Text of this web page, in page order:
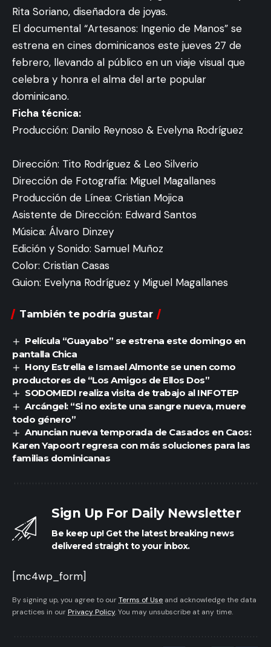
Rita Soriano, diseñadora de joyas.
El documental “Artesanos: Ingenio de Manos” se
estrena en cines dominicanos este jueves 27 de
febrero, llevando al público en un viaje visual que
celebra y honra el alma del arte popular
dominicano.
Ficha técnica:
Producción: Danilo Reynoso & Evelyna Rodríguez
Dirección: Tito Rodríguez & Leo Silverio
Dirección de Fotografía: Miguel Magallanes
Producción de Línea: Cristian Mojica
Asistente de Dirección: Edward Santos
Música: Álvaro Dinzey
Edición y Sonido: Samuel Muñoz
Color: Cristian Casas
Guion: Evelyna Rodríguez y Miguel Magallanes
También te podría gustar
Película “Guayabo” se estrena este domingo en
pantalla Chica
Hony Estrella e Ismael Almonte se unen como
productores de “Los Amigos de Ellos Dos”
SODOMEDI realiza visita de trabajo al INFOTEP
Arcángel: “Si no existe una sangre nueva, muere
todo género”
Anuncian nueva temporada de Casados en Caos:
Karen Yapoort regresa con más soluciones para las
familias dominicanas
Sign Up For Daily Newsletter
Be keep up! Get the latest breaking news
delivered straight to your inbox.
[mc4wp_form]
By signing up, you agree to ourTerms of Use and acknowledge the data
practices in our Privacy Policy. You may unsubscribe at any time.